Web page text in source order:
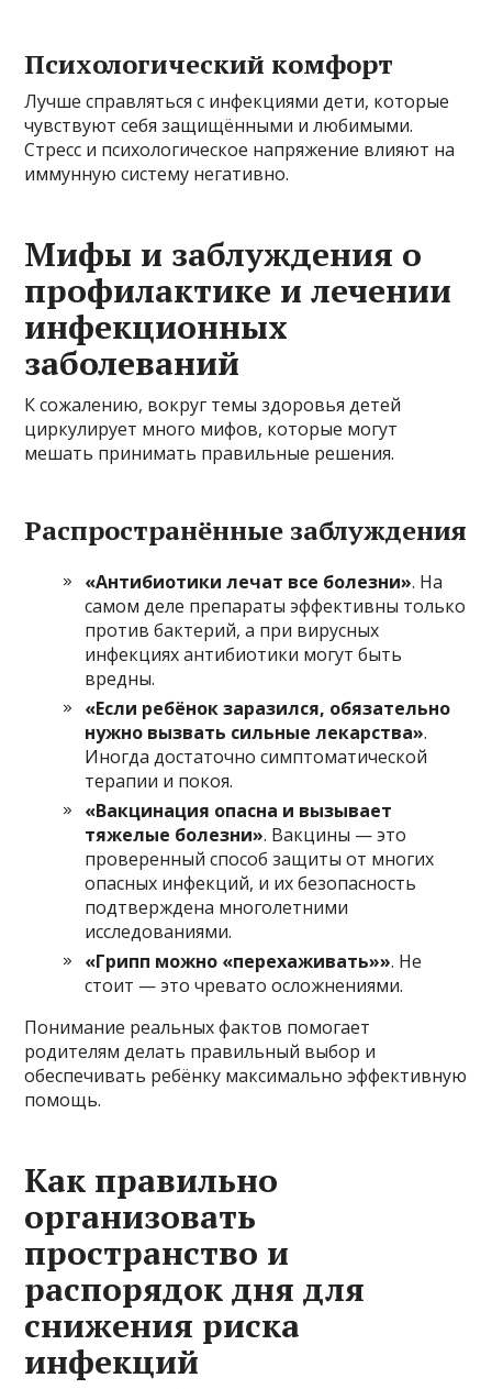
Психологический комфорт
Лучше справляться с инфекциями дети, которые
чувствуют себя защищёнными и любимыми.
Стресс и психологическое напряжение влияют на
иммунную систему негативно.
Мифы и заблуждения о
профилактике и лечении
инфекционных
заболеваний
К сожалению, вокруг темы здоровья детей
циркулирует много мифов, которые могут
мешать принимать правильные решения.
Распространённые заблуждения
«Антибиотики лечат все болезни». На
самом деле препараты эффективны только
против бактерий, а при вирусных
инфекциях антибиотики могут быть
вредны.
«Если ребёнок заразился, обязательно
нужно вызвать сильные лекарства».
Иногда достаточно симптоматической
терапии и покоя.
«Вакцинация опасна и вызывает
тяжелые болезни». Вакцины — это
проверенный способ защиты от многих
опасных инфекций, и их безопасность
подтверждена многолетними
исследованиями.
«Грипп можно «перехаживать»». Не
стоит — это чревато осложнениями.
Понимание реальных фактов помогает
родителям делать правильный выбор и
обеспечивать ребёнку максимально эффективную
помощь.
Как правильно
организовать
пространство и
распорядок дня для
снижения риска
инфекций